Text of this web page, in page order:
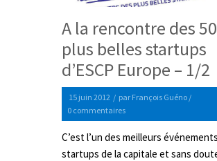
A la rencontre des 50
plus belles startups
d’ESCP Europe – 1/2
15 juin 2012 / par François Guéno /
0 commentaires
C’est l’un des meilleurs événements
startups de la capitale et sans